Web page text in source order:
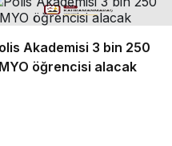
Akademisi 3 bin 250
öğrencisi alacak